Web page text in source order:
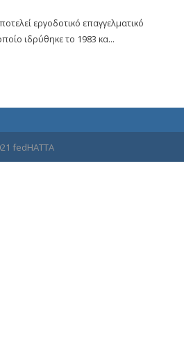
εργοδοτικό επαγγελματικό
ιδρύθηκε το 1983 κα...
fedHATTA